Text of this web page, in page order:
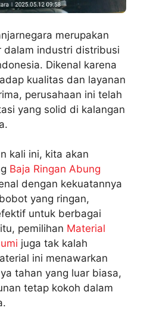
merupakan
dalam industri distribusi
Dikenal karena
kualitas dan layanan
perusahaan ini telah
yang solid di kalangan
kali ini, kita akan
Baja Ringan Abung
dengan kekuatannya
yang ringan,
untuk berbagai
pemilihan Material
juga tak kalah
ini menawarkan
tahan yang luar biasa,
tetap kokoh dalam